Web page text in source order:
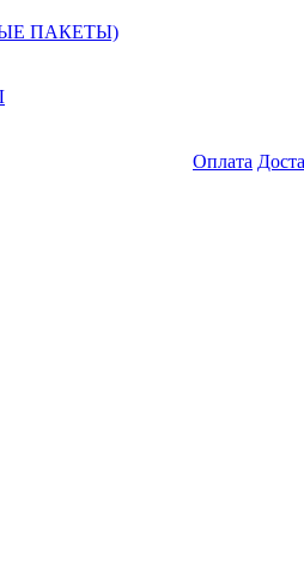
ПАКЕТЫ)
Оплата